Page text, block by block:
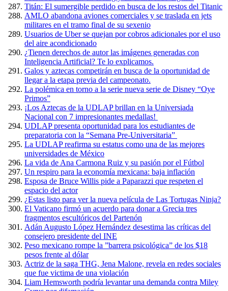
Titán: El sumergible perdido en busca de los restos del Titanic
AMLO abandona aviones comerciales y se traslada en jets
militares en el tramo final de su sexenio
Usuarios de Uber se quejan por cobros adicionales por el uso
del aire acondicionado
¿Tienen derechos de autor las imágenes generadas con
Inteligencia Artificial? Te lo explicamos.
Galos y aztecas competirán en busca de la oportunidad de
llegar a la etapa previa del campeonato.
La polémica en torno a la serie nueva serie de Disney “Oye
Primos”
¡Los Aztecas de la UDLAP brillan en la Universiada
Nacional con 7 impresionantes medallas!
UDLAP presenta oportunidad para los estudiantes de
preparatoria con la “Semana Pre-Universitaria”
La UDLAP reafirma su estatus como una de las mejores
universidades de México
La vida de Ana Carmona Ruiz y su pasión por el Fútbol
Un respiro para la economía mexicana: baja inflación
Esposa de Bruce Willis pide a Paparazzi que respeten el
espacio del actor
¿Estas listo para ver la nueva película de Las Tortugas Ninja?
El Vaticano firmó un acuerdo para donar a Grecia tres
fragmentos escultóricos del Partenón
Adán Augusto López Hernández desestima las críticas del
consejero presidente del INE
Peso mexicano rompe la ”barrera psicológica” de los $18
pesos frente al dólar
Actriz de la saga THG, Jena Malone, revela en redes sociales
que fue victima de una violación
Liam Hemsworth podría levantar una demanda contra Miley